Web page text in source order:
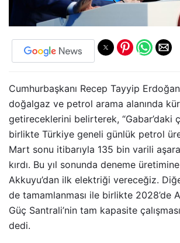
Cumhurbaşkanı Recep Tayyip
doğalgaz ve petrol arama alanında
getireceklerini belirterek, “Gabar’daki
birlikte Türkiye geneli günlük petrol
Mart sonu itibarıyla 135 bin varili
kırdı. Bu yıl sonunda deneme
Akkuyu’dan ilk elektriği vereceğiz.
de tamamlanması ile birlikte 2028’de
Güç Santrali’nin tam kapasite
dedi.